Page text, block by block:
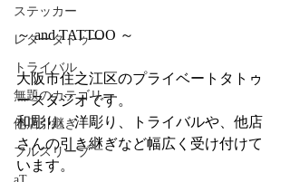
ステッカー
レタータトゥー
トライバル
無題のカテゴリー
他店引継ぎ
フルスリーブ
～ and TATTOO ～
大阪市住之江区のプライベートタトゥ
ースタジオです。
和彫り、洋彫り、トライバルや、他店
さんの引き継ぎなど幅広く受け付けて
います。